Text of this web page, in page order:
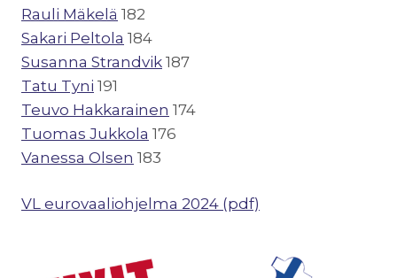
Rauli Mäkelä 182
Sakari Peltola 184
Susanna Strandvik 187
Tatu Tyni 191
Teuvo Hakkarainen 174
Tuomas Jukkola 176
Vanessa Olsen 183
VL eurovaaliohjelma 2024 (pdf)